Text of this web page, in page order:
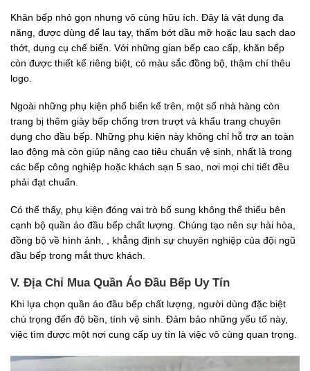
Khăn bếp nhỏ gọn nhưng vô cùng hữu ích. Đây là vật dụng đa
năng, được dùng để lau tay, thấm bớt dầu mỡ hoặc lau sạch dao
thớt, dụng cụ chế biến. Với những gian bếp cao cấp, khăn bếp
còn được thiết kế riêng biệt, có màu sắc đồng bộ, thậm chí thêu
logo.
Ngoài những phụ kiện phổ biến kể trên, một số nhà hàng còn
trang bị thêm giày bếp chống trơn trượt và khẩu trang chuyên
dụng cho đầu bếp. Những phụ kiện này không chỉ hỗ trợ an toàn
lao động mà còn giúp nâng cao tiêu chuẩn vệ sinh, nhất là trong
các bếp công nghiệp hoặc khách sạn 5 sao, nơi mọi chi tiết đều
phải đạt chuẩn.
Có thể thấy, phụ kiện đóng vai trò bổ sung không thể thiếu bên
cạnh bộ quần áo đầu bếp chất lượng. Chúng tạo nên sự hài hòa,
đồng bộ về hình ảnh, , khẳng định sự chuyên nghiệp của đội ngũ
đầu bếp trong mắt thực khách.
V. Địa Chỉ Mua Quần Áo Đầu Bếp Uy Tín
Khi lựa chọn quần áo đầu bếp chất lượng, người dùng đặc biệt
chú trọng đến độ bền, tính vệ sinh. Đảm bảo những yếu tố này,
việc tìm được một nơi cung cấp uy tín là việc vô cùng quan trọng.